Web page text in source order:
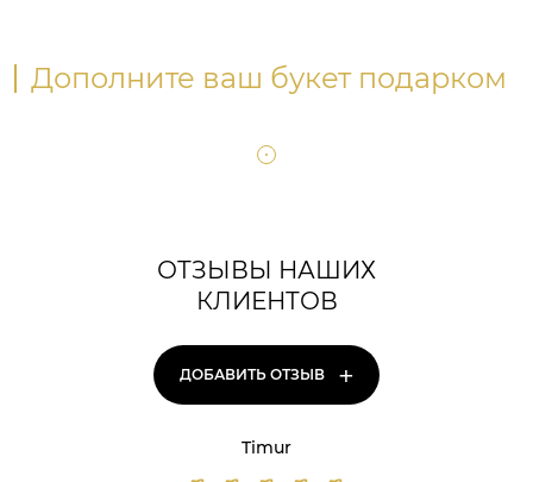
Дополните ваш букет подарком
ОТЗЫВЫ НАШИХ
КЛИЕНТОВ
ДОБАВИТЬ ОТЗЫВ +
Timur